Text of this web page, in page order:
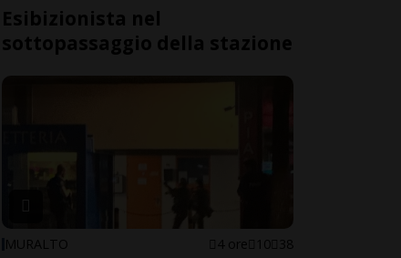
Esibizionista nel
sottopassaggio della stazione
MURALTO 4 ore 10 38